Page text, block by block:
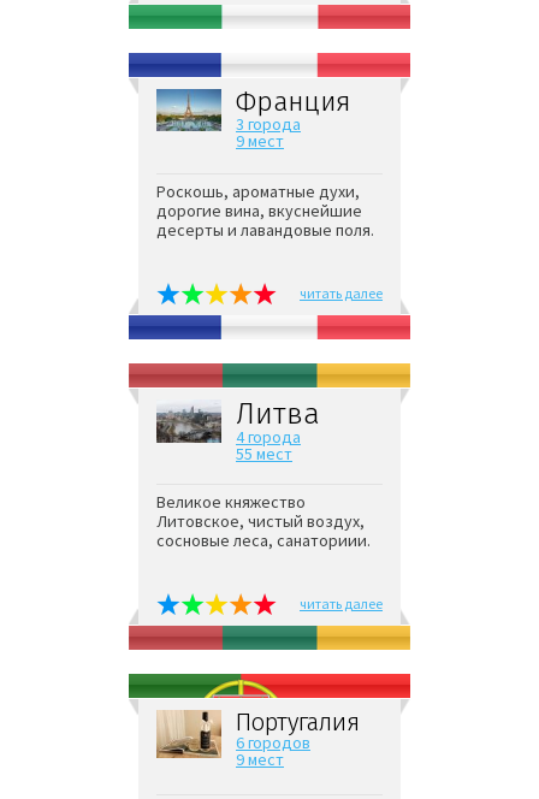
Франция
3 города
9 мест
Роскошь, ароматные духи,
дорогие вина, вкуснейшие
десерты и лавандовые поля.
читать далее
Литва
4 города
55 мест
Великое княжество
Литовское, чистый воздух,
сосновые леса, санаториии.
читать далее
Португалия
6 городов
9 мест